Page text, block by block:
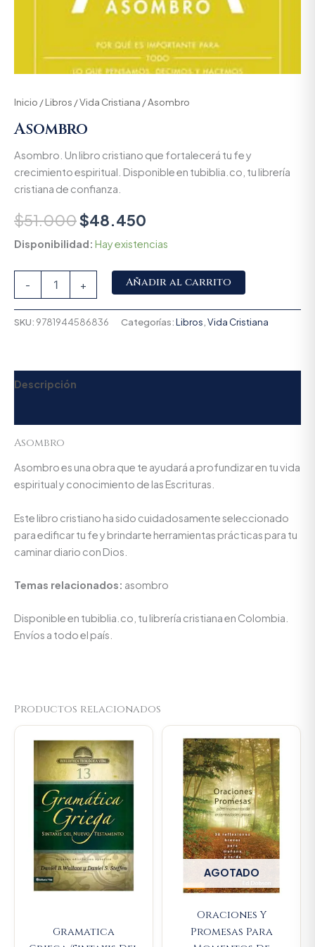
Inicio /Libros /Vida Cristiana / Asombro
Asombro
Asombro. Un libro cristiano que fortalecerá tu fe y
crecimiento espiritual. Disponible en tubiblia.co, tu librería
cristiana de confianza.
$51.000$48.450
Disponibilidad: Hay existencias
- + Añadir al carrito
SKU: 9781944586836 Categorías:Libros Vida Cristiana
Descripción
Asombro
Asombro es una obra que te ayudará a profundizar en tu vida
espiritual y conocimiento de las Escrituras.
Este libro cristiano ha sido cuidadosamente seleccionado
para edificar tu fe y brindarte herramientas prácticas para tu
caminar diario con Dios.
Temas relacionados: asombro
Disponible en tubiblia.co, tu librería cristiana en Colombia.
Envíos a todo el país.
Productos relacionados
Gramatica
price
was:
$154.400.
Current
price
is:
AGOTADO
Oraciones Y
Promesas Para